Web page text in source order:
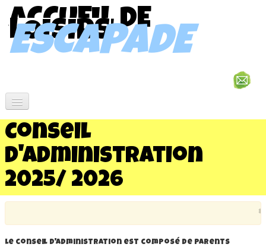
ACCUEIL DE
LOISIRS
ESCAPADE
Fonctionnement▼
Projets▼
Téléchargements▼
Conseil
d'Administration
2025/ 2026
×
Le conseil d'administration est composé de parents